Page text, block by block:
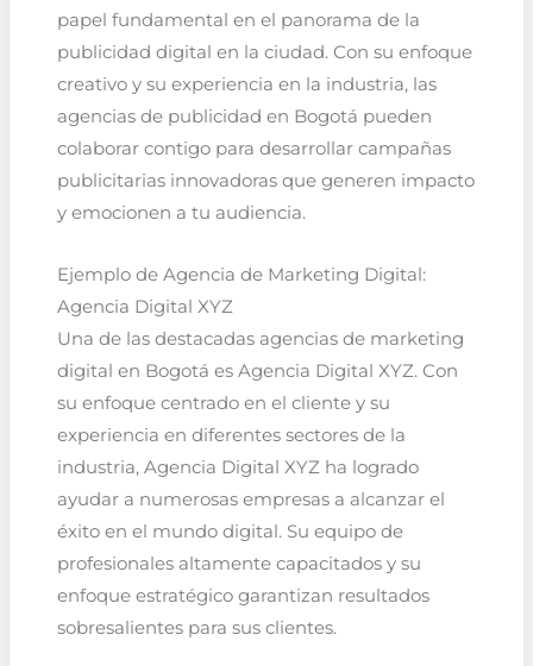
papel fundamental en el panorama de la
publicidad digital en la ciudad. Con su enfoque
creativo y su experiencia en la industria, las
agencias de publicidad en Bogotá pueden
colaborar contigo para desarrollar campañas
publicitarias innovadoras que generen impacto
y emocionen a tu audiencia.
Ejemplo de Agencia de Marketing Digital:
Agencia Digital XYZ
Una de las destacadas agencias de marketing
digital en Bogotá es Agencia Digital XYZ. Con
su enfoque centrado en el cliente y su
experiencia en diferentes sectores de la
industria, Agencia Digital XYZ ha logrado
ayudar a numerosas empresas a alcanzar el
éxito en el mundo digital. Su equipo de
profesionales altamente capacitados y su
enfoque estratégico garantizan resultados
sobresalientes para sus clientes.